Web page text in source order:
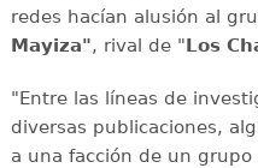
redes hacían alusión al
Mayiza", rival de "Los
"Entre las líneas de
diversas publicaciones,
a una facción de un